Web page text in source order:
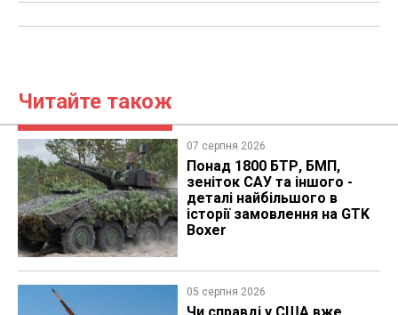
Читайте також
07 серпня 2026
Понад 1800 БТР, БМП,
зеніток САУ та іншого -
деталі найбільшого в
історії замовлення на GTK
Boxer
05 серпня 2026